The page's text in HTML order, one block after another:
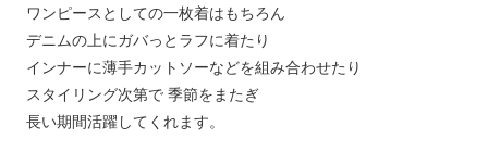
ワンピースとしての一枚着はもちろん
デニムの上にガバっとラフに着たり
インナーに薄手カットソーなどを組み合わせたり
スタイリング次第で 季節をまたぎ
長い期間活躍してくれます。